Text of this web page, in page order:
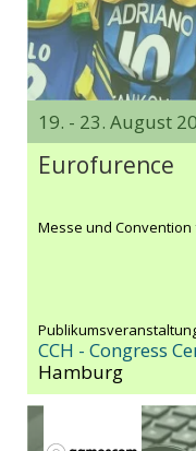
19. - 23. August
Eurofurence
Messe und
CCH - Congress
Hamburg